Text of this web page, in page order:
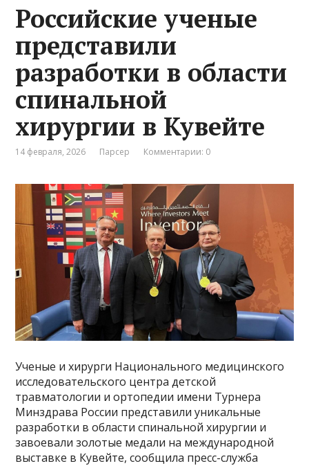
Российские ученые
представили
разработки в области
спинальной
хирургии в Кувейте
14 февраля, 2026 Парсер Комментарии: 0
Ученые и хирурги Национального медицинского
исследовательского центра детской
травматологии и ортопедии имени Турнера
Минздрава России представили уникальные
разработки в области спинальной хирургии и
завоевали золотые медали на международной
выставке в Кувейте, сообщила пресс-служба